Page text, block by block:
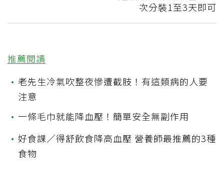
次分裝1至3天即可
推薦閱讀
• 老先生冷氣吹整夜慘遭截肢！有這類病的人要
注意
• 一條毛巾就能降血壓！簡單安全無副作用
• 好食課／得舒飲食降高血壓 營養師最推薦的3種
食物